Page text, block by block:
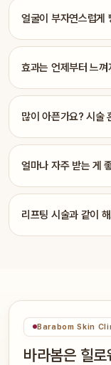
얼굴이 부자연스럽게
효과는 언제부터 느
많이 아픈가요? 시술
얼마나 자주 받는 게
리프팅 시술과 같이
Barabom Skin
바라봄은 힐